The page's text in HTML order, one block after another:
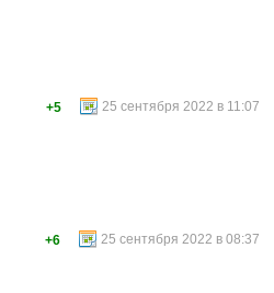
25 сентября 2022 в 11:07
+5
25 сентября 2022 в 08:37
+6